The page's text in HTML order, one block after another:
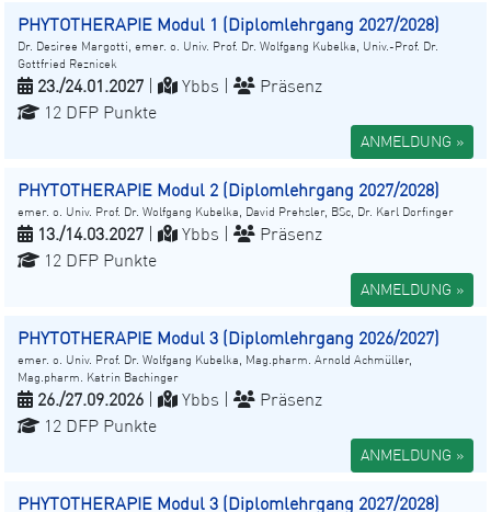
PHYTOTHERAPIE Modul 1 (Diplomlehrgang 2027/2028)
Dr. Desiree Margotti, emer. o. Univ. Prof. Dr. Wolfgang Kubelka, Univ.-Prof. Dr.
Gottfried Reznicek
23./24.01.2027 Ybbs |
Präsenz
12 DFP Punkte
ANMELDUNG »
PHYTOTHERAPIE Modul 2 (Diplomlehrgang 2027/2028)
emer. o. Univ. Prof. Dr. Wolfgang Kubelka, David Prehsler, BSc, Dr. Karl Dorfinger
13./14.03.2027 Ybbs |
Präsenz
12 DFP Punkte
ANMELDUNG »
PHYTOTHERAPIE Modul 3 (Diplomlehrgang 2026/2027)
emer. o. Univ. Prof. Dr. Wolfgang Kubelka, Mag.pharm. Arnold Achmüller,
Mag.pharm. Katrin Bachinger
26./27.09.2026 Ybbs |
Präsenz
12 DFP Punkte
ANMELDUNG »
PHYTOTHERAPIE Modul 3 (Diplomlehrgang 2027/2028)